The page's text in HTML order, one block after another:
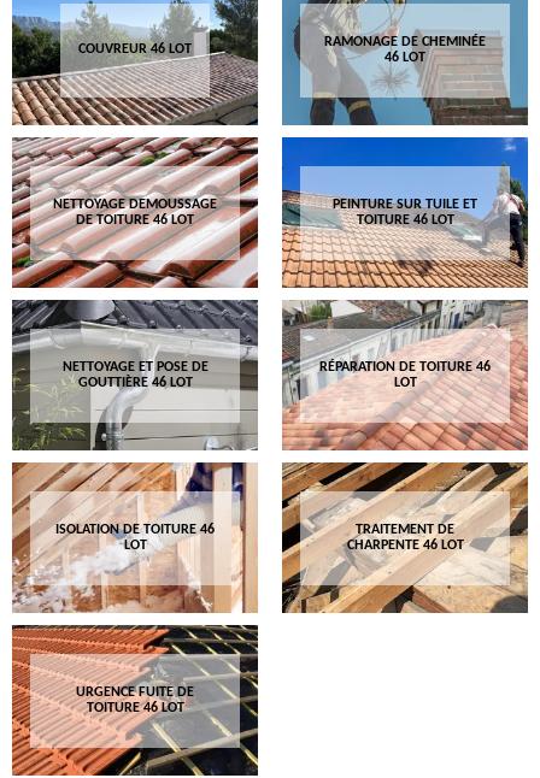
COUVREUR 46 LOT
RAMONAGE DE CHEMINÉE
46 LOT
NETTOYAGE DEMOUSSAGE
DE TOITURE 46 LOT
PEINTURE SUR TUILE ET
TOITURE 46 LOT
NETTOYAGE ET POSE DE
GOUTTIÈRE 46 LOT
RÉPARATION DE TOITURE 46
LOT
ISOLATION DE TOITURE 46
LOT
TRAITEMENT DE
CHARPENTE 46 LOT
URGENCE FUITE DE
TOITURE 46 LOT